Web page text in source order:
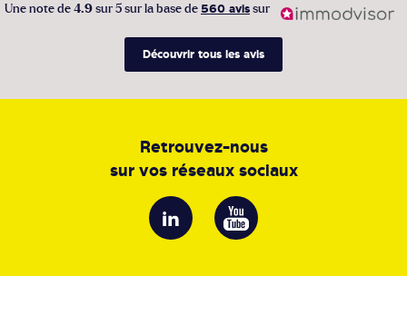
Une note de 4.9 sur 5 sur la base de 560 avis sur
Découvrir tous les avis
Retrouvez-nous
sur vos réseaux sociaux